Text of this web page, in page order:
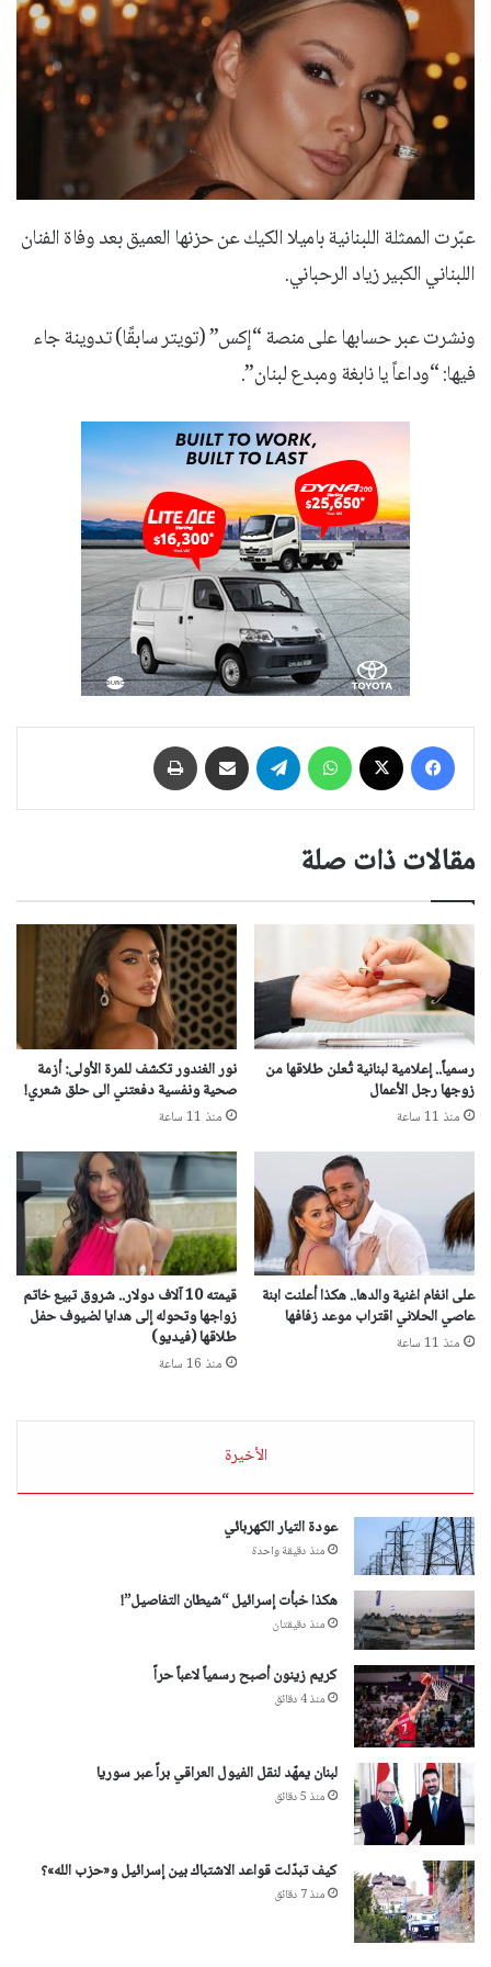
عبّرت الممثلة اللبنانية باميلا الكيك عن حزنها العميق بعد وفاة الفنان
اللبناني الكبير زياد الرحباني.
ونشرت عبر حسابها على منصة “إكس” (تويتر سابقًا) تدوينة جاء
فيها: “وداعاً يا نابغة ومبدع لبنان”.
فيسبوك واتساب تيلقرام مشاركة عبر البريد
مقالات ذات صلة
رسمياً.. إعلامية لبنانية تُعلن طلاقها من
زوجها رجل الأعمال
منذ 11 ساعة
نور الغندور تكشف للمرة الأولى: أزمة
صحية ونفسية دفعتني الى حلق شعري!
منذ 11 ساعة
على انغام اغنية والدها.. هكذا أعلنت ابنة
عاصي الحلاني اقتراب موعد زفافها
منذ 11 ساعة
قيمته 10 آلاف دولار.. شروق تبيع خاتم
زواجها وتحوله إلى هدايا لضيوف حفل
طلاقها (فيديو)
منذ 16 ساعة
الأخيرة
عودة التيار الكهربائي
منذ دقيقة واحدة
هكذا خبأت إسرائيل “شيطان التفاصيل”!
منذ دقيقتان
​كريم زينون​ أصبح رسمياً لاعباً حراً
منذ 4 دقائق
لبنان يمهّد لنقل الفيول العراقي براً عبر سوريا
منذ 5 دقائق
كيف تبدّلت قواعد الاشتباك بين إسرائيل و«حزب الله»؟
منذ 7 دقائق